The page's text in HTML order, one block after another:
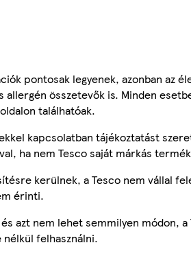
pontosak legyenek, azonban az
összetevők is. Minden
találhatóak.
kapcsolatban tájékoztatást
ha nem Tesco saját márkás
kerülnek, a Tesco nem vállal
érinti.
azt nem lehet semmilyen módon,
felhasználni.